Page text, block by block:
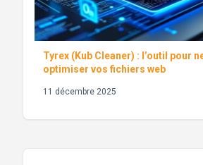
Tyrex (Kub Cleaner) : l’outil pour
optimiser vos fichiers web
11 décembre 2025